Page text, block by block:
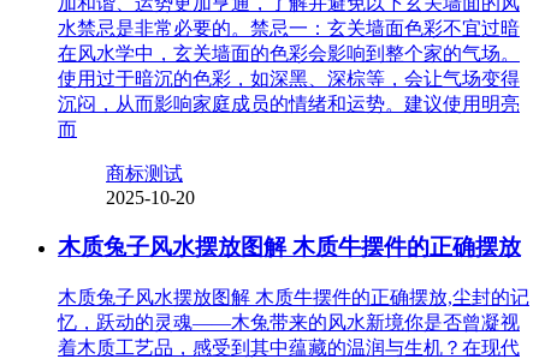
水禁忌是非常必要的。禁忌一：玄关墙面色彩不宜过暗
在风水学中，玄关墙面的色彩会影响到整个家的气场。
使用过于暗沉的色彩，如深黑、深棕等，会让气场变得
沉闷，从而影响家庭成员的情绪和运势。建议使用明亮
而
商标测试
2025-10-20
木质兔子风水摆放图解 木质牛摆件的正确摆放
木质兔子风水摆放图解 木质牛摆件的正确摆放,尘封的记
忆，跃动的灵魂——木兔带来的风水新境你是否曾凝视
着木质工艺品，感受到其中蕴藏的温润与生机？在现代